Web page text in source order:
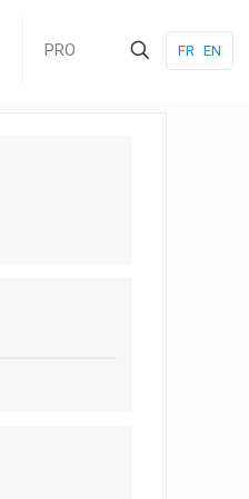
PRO FR EN